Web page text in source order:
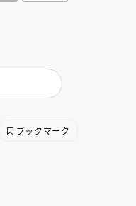
ブックマーク